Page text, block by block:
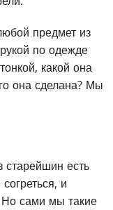
предмет из
по одежде
какой она
она сделана? Мы
есть
и
сами мы такие